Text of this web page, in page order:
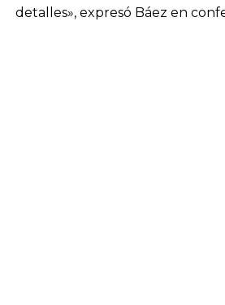
detalles», expresó Báez en